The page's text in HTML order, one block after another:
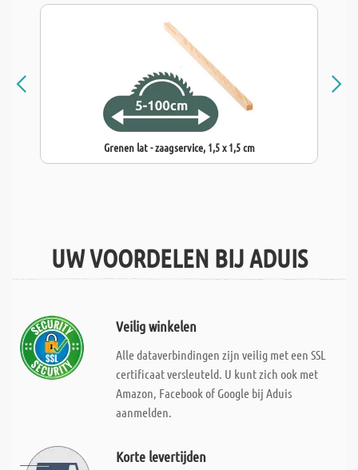
Grenen lat - zaagservice, 1,5 x 1,5 cm
UW VOORDELEN BIJ ADUIS
Veilig winkelen
Alle dataverbindingen zijn veilig met een SSL
certificaat versleuteld. U kunt zich ook met
Amazon, Facebook of Google bij Aduis
aanmelden.
Korte levertijden